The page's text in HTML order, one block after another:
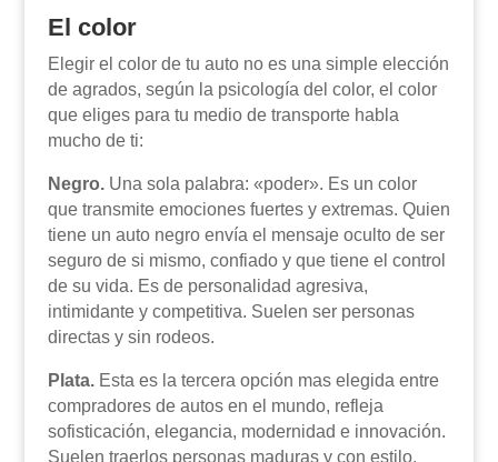
El color
Elegir el color de tu auto no es una simple elección
de agrados, según la psicología del color, el color
que eliges para tu medio de transporte habla
mucho de ti:
Negro.Una sola palabra: «poder». Es un color
que transmite emociones fuertes y extremas. Quien
tiene un auto negro envía el mensaje oculto de ser
seguro de si mismo, confiado y que tiene el control
de su vida. Es de personalidad agresiva,
intimidante y competitiva. Suelen ser personas
directas y sin rodeos.
Plata.Esta es la tercera opción mas elegida entre
compradores de autos en el mundo, refleja
sofisticación, elegancia, modernidad e innovación.
Suelen traerlos personas maduras y con estilo.